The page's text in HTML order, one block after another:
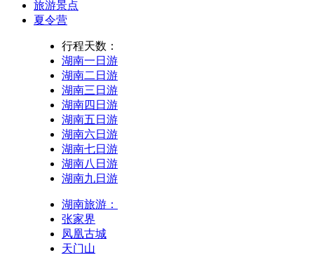
旅游景点
夏令营
行程天数：
湖南一日游
湖南二日游
湖南三日游
湖南四日游
湖南五日游
湖南六日游
湖南七日游
湖南八日游
湖南九日游
湖南旅游：
张家界
凤凰古城
天门山